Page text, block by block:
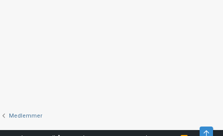
Medlemmer
Topp